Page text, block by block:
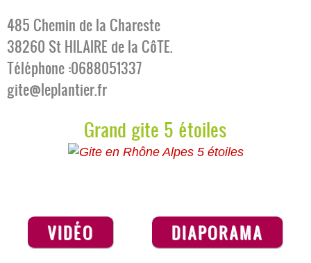
485 Chemin de la Chareste
38260 St HILAIRE de la CôTE.
Téléphone :0688051337
gite@leplantier.fr
Grand gite 5 étoiles
VIDÉO DIAPORAMA